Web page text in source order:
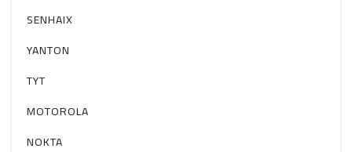
სხვა
SENHAIX
YANTON
TYT
MOTOROLA
NOKTA